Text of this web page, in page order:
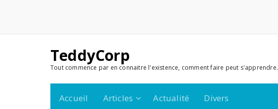
TeddyCorp
Tout commence par en connaitre l'existence, comment faire peut s'apprendre.
Accueil Articles Actualité Divers